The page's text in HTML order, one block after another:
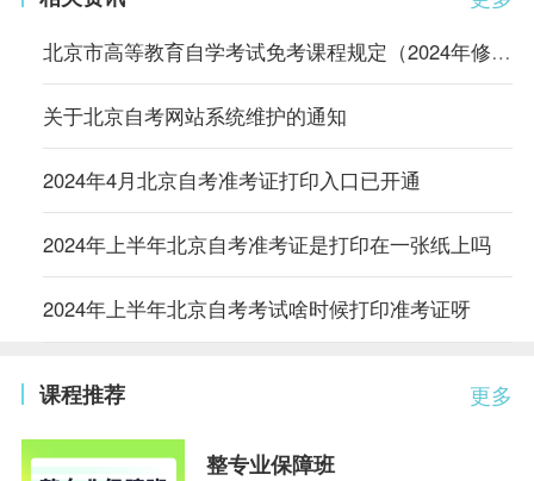
北京市高等教育自学考试免考课程规定（2024年修订）
关于北京自考网站系统维护的通知
2024年4月北京自考准考证打印入口已开通
2024年上半年北京自考准考证是打印在一张纸上吗
2024年上半年北京自考考试啥时候打印准考证呀
更多
课程推荐
整专业保障班